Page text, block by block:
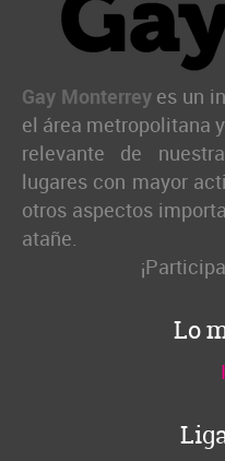
Gay Monterreyes un
el área metropolitana
relevante de
lugares con mayor
otros aspectos
atañe.
Lo